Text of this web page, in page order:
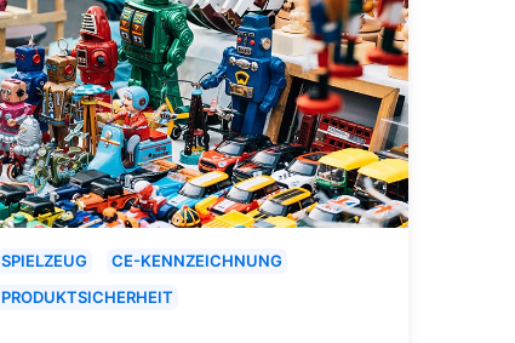
SPIELZEUG
CE-KENNZEICHNUNG
PRODUKTSICHERHEIT